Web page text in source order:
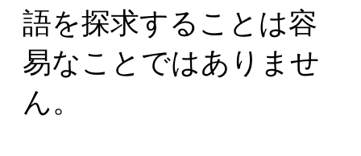
語を探求することは容
易なことではありませ
ん。